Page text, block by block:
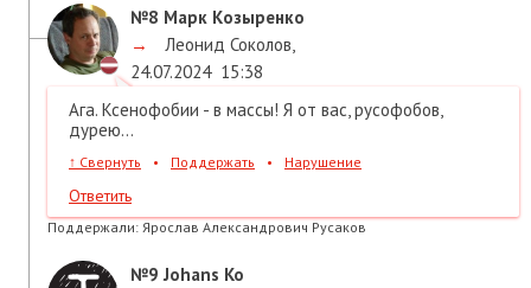
№8 Марк Козыренко
→
Леонид Соколов,
24.07.2024 15:38
Ага. Ксенофобии - в массы! Я от вас, русофобов,
дурею...
↑ Свернуть • Поддержать • Нарушение
Ответить
Поддержали: Ярослав Александрович Русаков
№9 Johans Ko